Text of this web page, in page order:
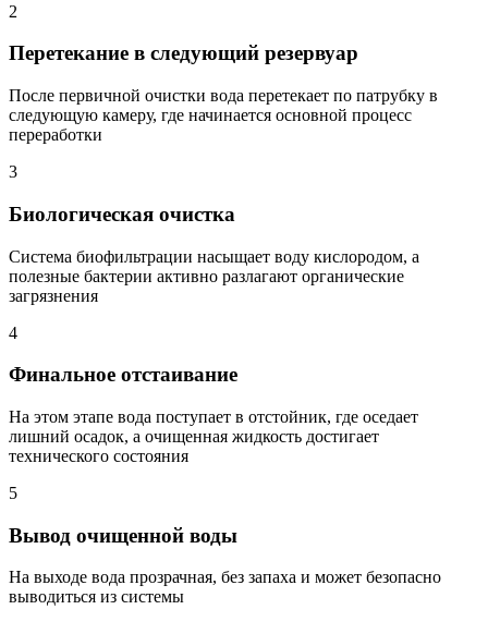
2
Перетекание в следующий резервуар
После первичной очистки вода перетекает по патрубку в
следующую камеру, где начинается основной процесс
переработки
3
Биологическая очистка
Система биофильтрации насыщает воду кислородом, а
полезные бактерии активно разлагают органические
загрязнения
4
Финальное отстаивание
На этом этапе вода поступает в отстойник, где оседает
лишний осадок, а очищенная жидкость достигает
технического состояния
5
Вывод очищенной воды
На выходе вода прозрачная, без запаха и может безопасно
выводиться из системы